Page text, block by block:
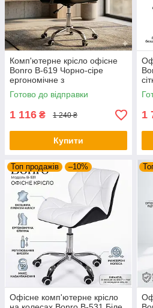
Комп'ютерне крісло офісне
Bonro B-619 Чорно-сіре
ергономічне з
вентильованою спинкою для
дому та роботи
Готово до відправки
1 116 ₴ 1 240 ₴
Купити
1
Топ продажів –10%
Офісне комп'ютерне крісло